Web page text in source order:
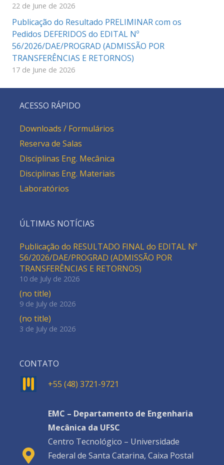
22 de June de 2026
Publicação do Resultado PRELIMINAR com os
Pedidos DEFERIDOS do EDITAL Nº
56/2026/DAE/PROGRAD (ADMISSÃO POR
TRANSFERÊNCIAS E RETORNOS)
17 de June de 2026
ACESSO RÁPIDO
Downloads / Formulários
Reserva de Salas
Disciplinas Eng. Mecânica
Disciplinas Eng. Materiais
Laboratórios
ÚLTIMAS NOTÍCIAS
Publicação do RESULTADO FINAL do EDITAL Nº
56/2026/DAE/PROGRAD (ADMISSÃO POR
TRANSFERÊNCIAS E RETORNOS)
10 de July de 2026
(no title)
9 de July de 2026
(no title)
3 de July de 2026
CONTATO
+55 (48) 3721-9721
EMC – Departamento de Engenharia
Mecânica da UFSC
Centro Tecnológico – Universidade
Federal de Santa Catarina, Caixa Postal